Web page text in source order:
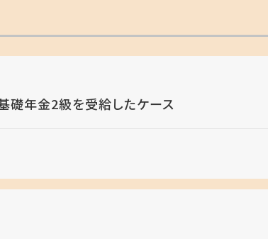
礎年金2級を受給したケース